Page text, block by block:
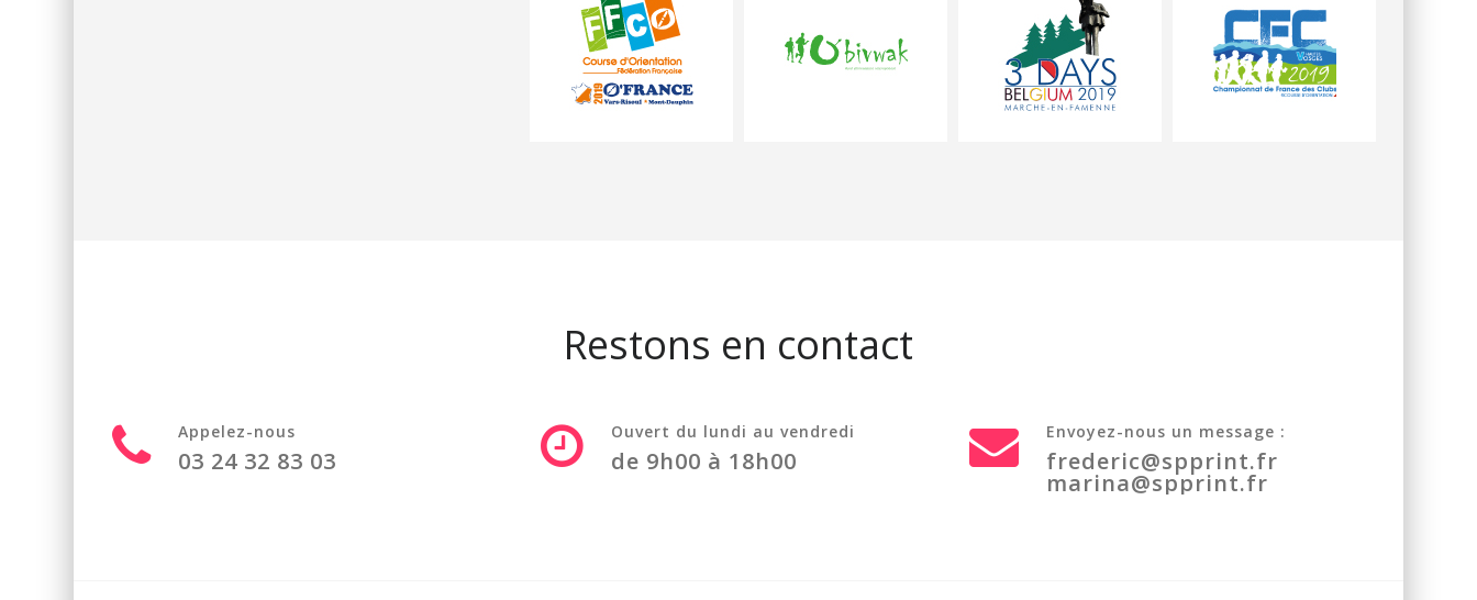
Restons en contact
Appelez-nous
03 24 32 83 03
Ouvert du lundi au vendredi
de 9h00 à 18h00
Envoyez-nous un message :
frederic@spprint.fr
marina@spprint.fr